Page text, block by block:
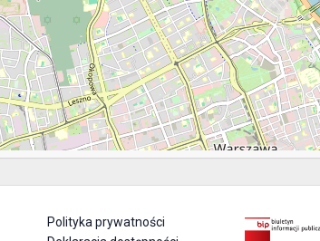
Polityka prywatności